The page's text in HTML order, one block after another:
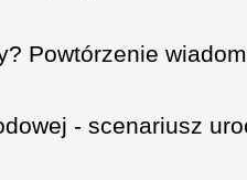
Powtórzenie
- scenariusz